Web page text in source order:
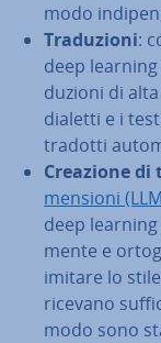
modo
Tra­du­zio­ni:
deep
du­zio­ni di
dialetti e i
tradotti
Creazione di
men­sio­ni
deep
men­te e
imitare lo
ricevano
modo sono